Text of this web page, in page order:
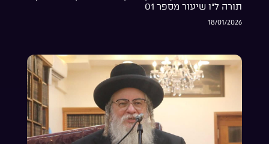
תורה ל”ו שיעור מספר 01
18/01/2026